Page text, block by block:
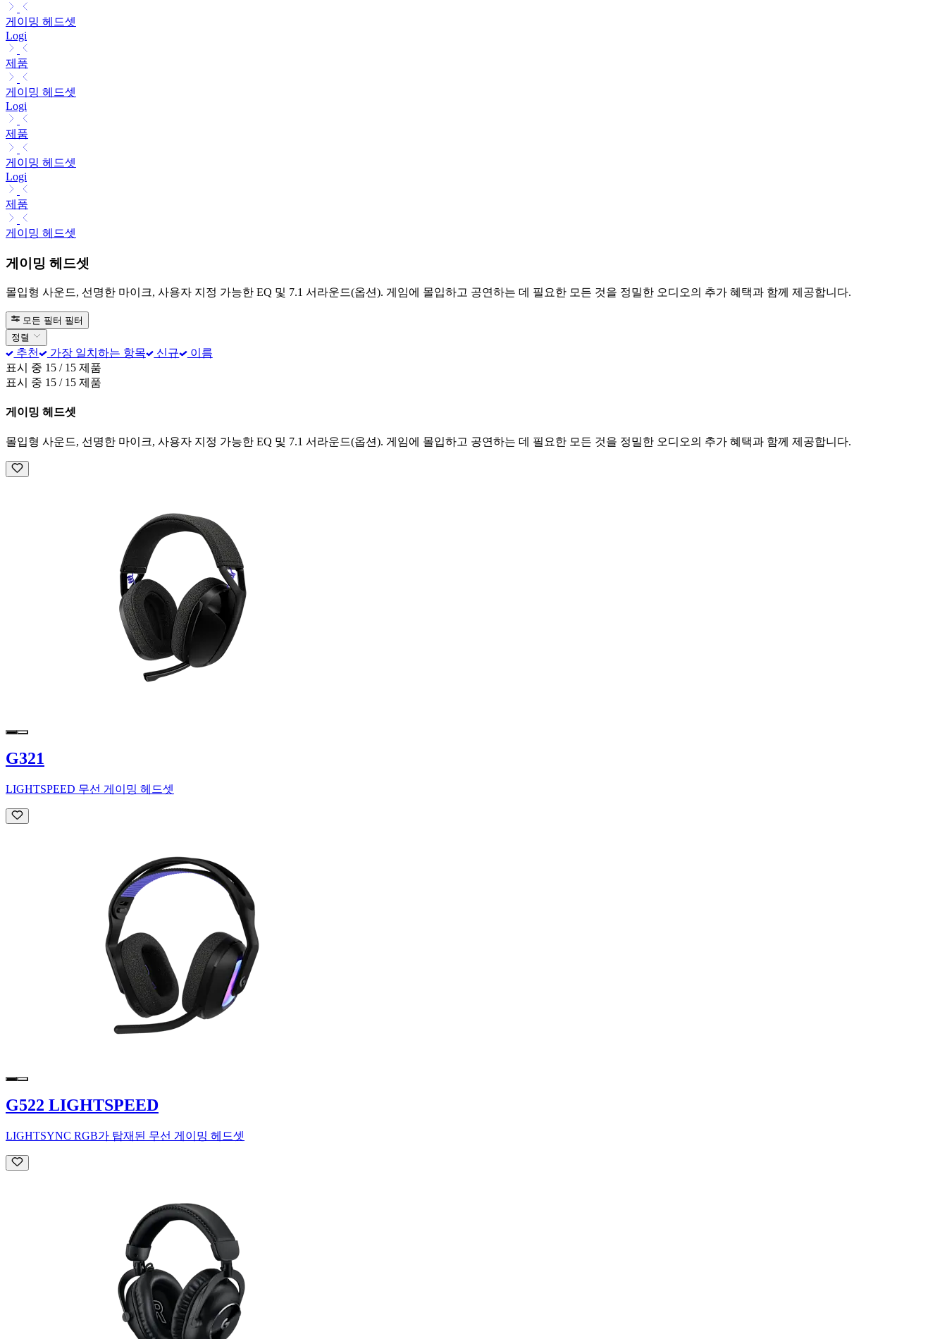
게이밍 헤드셋
Logi
제품
게이밍 헤드셋
Logi
제품
게이밍 헤드셋
Logi
제품
게이밍 헤드셋
게이밍 헤드셋
몰입형 사운드, 선명한 마이크, 사용자 지정 가능한 EQ 및 7.1 서라운드(옵션). 게임에 몰입하고 공연하는 데 필요한 모든 것을 정밀한 오디오의 추가 혜택과 함께 제공합니다.
모든 필터 필터
정렬
추천 가장 일치하는 항목 신규
이름
표시 중 15 / 15 제품
표시 중 15 / 15 제품
게이밍 헤드셋
몰입형 사운드, 선명한 마이크, 사용자 지정 가능한 EQ 및 7.1 서라운드(옵션). 게임에 몰입하고 공연하는 데 필요한 모든 것을 정밀한 오디오의 추가 혜택과 함께 제공합니다.
G321
LIGHTSPEED 무선 게이밍 헤드셋
G522 LIGHTSPEED
LIGHTSYNC RGB가 탑재된 무선 게이밍 헤드셋